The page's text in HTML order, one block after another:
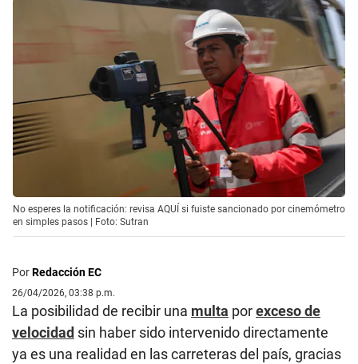
No esperes la notificación: revisa AQUÍ si fuiste sancionado por cinemómetro
en simples pasos | Foto: Sutran
PorRedacción EC
26/04/2026, 03:38 p.m.
La posibilidad de recibir una multa porexceso de
velocidad sin haber sido intervenido directamente
ya es una realidad en las carreteras del país, gracias